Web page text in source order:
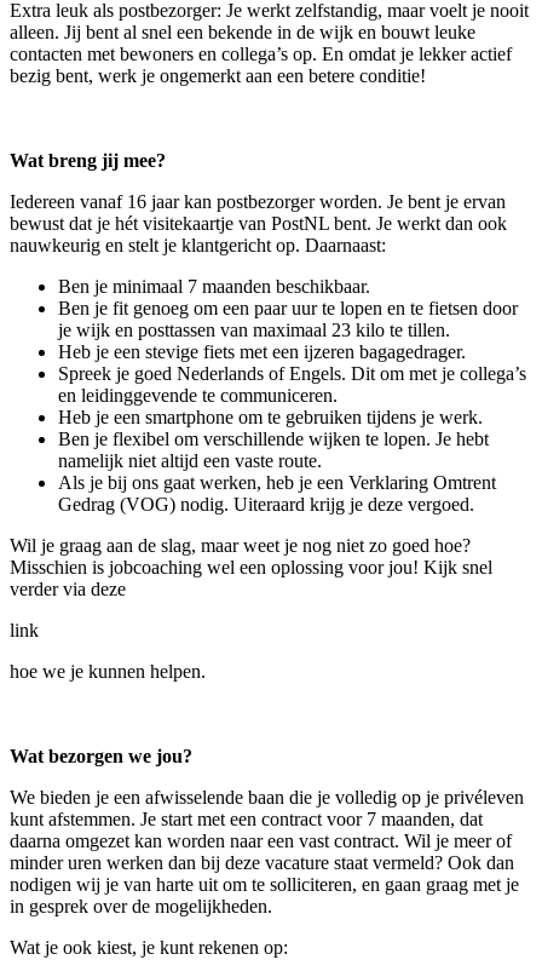
Extra leuk als postbezorger: Je werkt zelfstandig, maar voelt je nooit
alleen. Jij bent al snel een bekende in de wijk en bouwt leuke
contacten met bewoners en collega’s op. En omdat je lekker actief
bezig bent, werk je ongemerkt aan een betere conditie!
Wat breng jij mee?
Iedereen vanaf 16 jaar kan postbezorger worden. Je bent je ervan
bewust dat je hét visitekaartje van PostNL bent. Je werkt dan ook
nauwkeurig en stelt je klantgericht op. Daarnaast:
Ben je minimaal 7 maanden beschikbaar.
Ben je fit genoeg om een paar uur te lopen en te fietsen door
je wijk en posttassen van maximaal 23 kilo te tillen.
Heb je een stevige fiets met een ijzeren bagagedrager.
Spreek je goed Nederlands of Engels. Dit om met je collega’s
en leidinggevende te communiceren.
Heb je een smartphone om te gebruiken tijdens je werk.
Ben je flexibel om verschillende wijken te lopen. Je hebt
namelijk niet altijd een vaste route.
Als je bij ons gaat werken, heb je een Verklaring Omtrent
Gedrag (VOG) nodig. Uiteraard krijg je deze vergoed.
Wil je graag aan de slag, maar weet je nog niet zo goed hoe?
Misschien is jobcoaching wel een oplossing voor jou! Kijk snel
verder via deze
link
hoe we je kunnen helpen.
Wat bezorgen we jou?
We bieden je een afwisselende baan die je volledig op je privéleven
kunt afstemmen. Je start met een contract voor 7 maanden, dat
daarna omgezet kan worden naar een vast contract. Wil je meer of
minder uren werken dan bij deze vacature staat vermeld? Ook dan
nodigen wij je van harte uit om te solliciteren, en gaan graag met je
in gesprek over de mogelijkheden.
Wat je ook kiest, je kunt rekenen op: